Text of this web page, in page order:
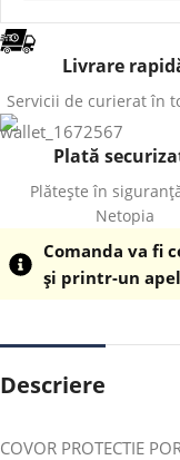
Livrare
Servicii de curierat în
Plată
Plătește în
Netopia
Comanda va fi
și printr-un
Descriere
COVOR PROTECTIE